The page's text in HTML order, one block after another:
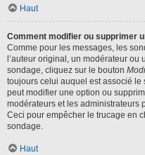
Haut
Comment modifier ou supprimer
Comme pour les messages, les
l’auteur original, un modérateur ou
sondage, cliquez sur le bouton
toujours celui auquel est associé le
peut modifier une option ou
modérateurs et les administrateurs
Ceci pour empêcher le trucage en
sondage.
Haut